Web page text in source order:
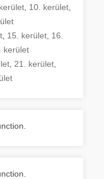
10. kerület
, 15. kerület, 16.
kerület
, 21. kerület,